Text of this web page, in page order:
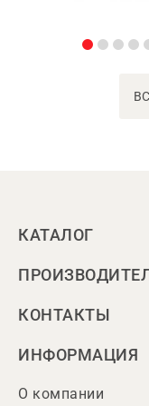
КАТАЛОГ
КОНТАКТЫ
ИНФОРМАЦИЯ
О компании